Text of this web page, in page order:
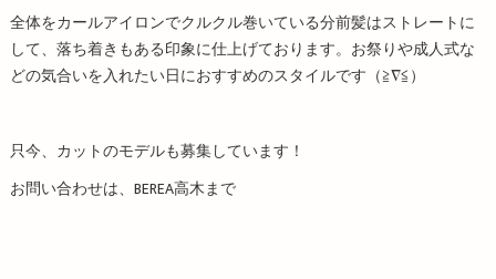
全体をカールアイロンでクルクル巻いている分前髪はストレートに
して、落ち着きもある印象に仕上げております。お祭りや成人式な
どの気合いを入れたい日におすすめのスタイルです（≧∇≦）
只今、カットのモデルも募集しています！
お問い合わせは、BEREA高木まで